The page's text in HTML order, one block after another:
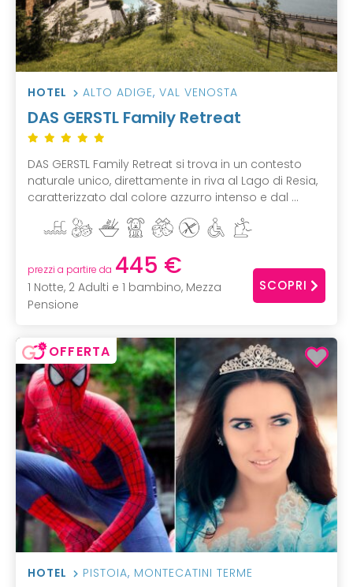
HOTEL ALTO ADIGE, VAL VENOSTA
DAS GERSTL Family Retreat
DAS GERSTL Family Retreat si trova in un contesto
naturale unico, direttamente in riva al Lago di Resia,
caratterizzato dal colore azzurro intenso e dal ...
prezzi a partire da 445 €
1 Notte, 2 Adulti e 1 bambino, Mezza
Pensione
SCOPRI
OFFERTA
HOTEL PISTOIA, MONTECATINI TERME